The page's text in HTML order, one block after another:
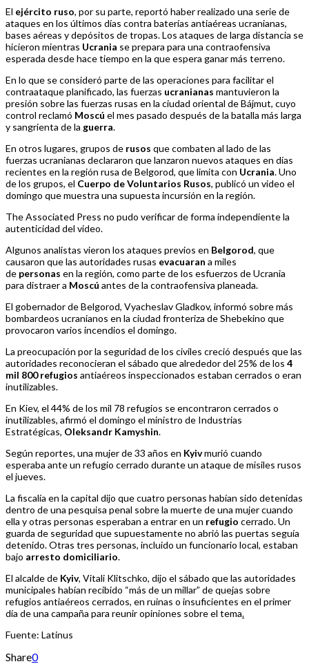
El ejército ruso, por su parte, reportó haber realizado una serie de
ataques en los últimos días contra baterías antiaéreas ucranianas,
bases aéreas y depósitos de tropas. Los ataques de larga distancia se
hicieron mientras Ucrania se prepara para una contraofensiva
esperada desde hace tiempo en la que espera ganar más terreno.
En lo que se consideró parte de las operaciones para facilitar el
contraataque planificado, las fuerzas ucranianas mantuvieron la
presión sobre las fuerzas rusas en la ciudad oriental de Bájmut, cuyo
control reclamó Moscú el mes pasado después de la batalla más larga
y sangrienta de la guerra.
En otros lugares, grupos de rusos que combaten al lado de las
fuerzas ucranianas declararon que lanzaron nuevos ataques en días
recientes en la región rusa de Belgorod, que limita con Ucrania. Uno
de los grupos, el Cuerpo de Voluntarios Rusos, publicó un video el
domingo que muestra una supuesta incursión en la región.
The Associated Press no pudo verificar de forma independiente la
autenticidad del video.
Algunos analistas vieron los ataques previos en Belgorod, que
causaron que las autoridades rusas evacuaran a miles
de personas en la región, como parte de los esfuerzos de Ucrania
para distraer a Moscú antes de la contraofensiva planeada.
El gobernador de Belgorod, Vyacheslav Gladkov, informó sobre más
bombardeos ucranianos en la ciudad fronteriza de Shebekino que
provocaron varios incendios el domingo.
La preocupación por la seguridad de los civiles creció después que las
autoridades reconocieran el sábado que alrededor del 25% de los 4
mil 800 refugios antiaéreos inspeccionados estaban cerrados o eran
inutilizables.
En Kiev, el 44% de los mil 78 refugios se encontraron cerrados o
inutilizables, afirmó el domingo el ministro de Industrias
Estratégicas, Oleksandr Kamyshin.
Según reportes, una mujer de 33 años en Kyivmurió cuando
esperaba ante un refugio cerrado durante un ataque de misiles rusos
el jueves.
La fiscalía en la capital dijo que cuatro personas habían sido detenidas
dentro de una pesquisa penal sobre la muerte de una mujer cuando
ella y otras personas esperaban a entrar en un refugio cerrado. Un
guarda de seguridad que supuestamente no abrió las puertas seguía
detenido. Otras tres personas, incluido un funcionario local, estaban
bajo arresto domiciliario.
El alcalde de Kyiv, Vitali Klitschko, dijo el sábado que las autoridades
municipales habían recibido “más de un millar” de quejas sobre
refugios antiaéreos cerrados, en ruinas o insuficientes en el primer
día de una campaña para reunir opiniones sobre el tema.
Fuente: Latinus
Share0